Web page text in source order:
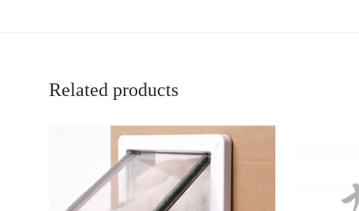
Related products